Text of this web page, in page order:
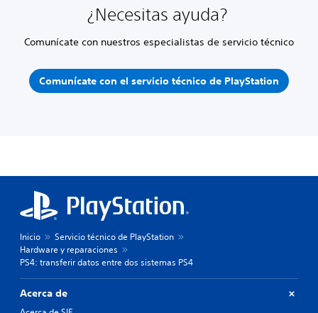
¿Necesitas ayuda?
Comunícate con nuestros especialistas de servicio técnico
Comunícate con el servicio técnico de PlayStation
Inicio
Servicio técnico de PlayStation
Hardware y reparaciones
PS4: transferir datos entre dos sistemas PS4
Acerca de